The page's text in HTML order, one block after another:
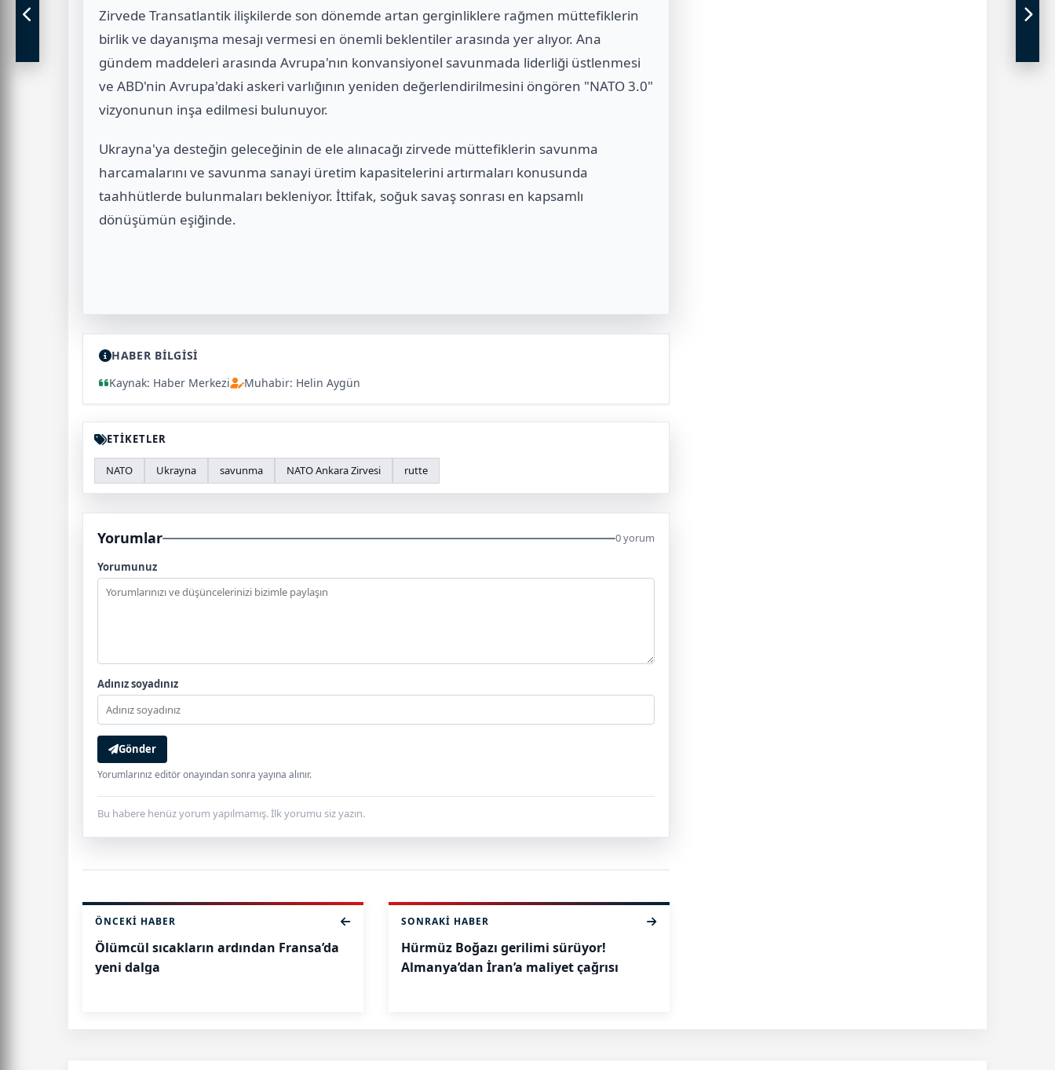
Zirvede Transatlantik ilişkilerde son dönemde artan gerginliklere rağmen müttefiklerin
birlik ve dayanışma mesajı vermesi en önemli beklentiler arasında yer alıyor. Ana
gündem maddeleri arasında Avrupa'nın konvansiyonel savunmada liderliği üstlenmesi
ve ABD'nin Avrupa'daki askeri varlığının yeniden değerlendirilmesini öngören "NATO 3.0"
vizyonunun inşa edilmesi bulunuyor.
Ukrayna'ya desteğin geleceğinin de ele alınacağı zirvede müttefiklerin savunma
harcamalarını ve savunma sanayi üretim kapasitelerini artırmaları konusunda
taahhütlerde bulunmaları bekleniyor. İttifak, soğuk savaş sonrası en kapsamlı
dönüşümün eşiğinde.
HABER BİLGİSİ
Kaynak: Haber Merkezi
Muhabir: Helin Aygün
ETİKETLER
NATO Ukrayna savunma NATO Ankara Zirvesi rutte
Yorumlar 0 yorum
Yorumunuz
Adınız soyadınız
Gönder
Yorumlarınız editör onayından sonra yayına alınır.
Bu habere henüz yorum yapılmamış. İlk yorumu siz yazın.
ÖNCEKI HABER
Ölümcül sıcakların ardından Fransa’da
yeni dalga
SONRAKI HABER
Hürmüz Boğazı gerilimi sürüyor!
Almanya’dan İran’a maliyet çağrısı